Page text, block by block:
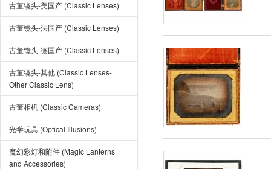
古董镜头-美国产 (Classic Lenses)
古董镜头-法国产 (Classic Lenses)
古董镜头-德国产 (Classic Lenses)
古董镜头-其他 (Classic Lenses-
Other Classic Lens)
古董相机 (Classic Cameras)
光学玩具 (Optical Illusions)
魔幻彩灯和附件 (Magic Lanterns
and Accessories)